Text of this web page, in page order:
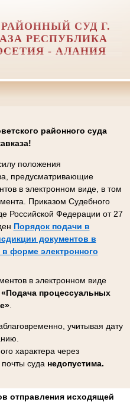
СУД Г.
РЕСПУБЛИКА
- АЛАНИЯ
районного суда
положения
предусматривающие
в электронном виде, в том
Приказом Судебного
Российской Федерации от 27
Порядок подачи в
документов в
форме электронного
в электронном виде
«Подача процессуальных
.
учитывая дату
характера через
суда недопустима.
отправления исходящей